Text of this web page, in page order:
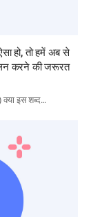
हो, तो हमें अब से
करने की जरूरत
क्या इस शब्द…